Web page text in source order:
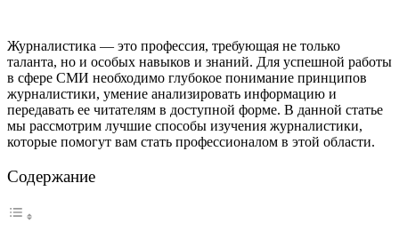
Журналистика — это профессия, требующая не только
таланта, но и особых навыков и знаний. Для успешной работы
в сфере СМИ необходимо глубокое понимание принципов
журналистики, умение анализировать информацию и
передавать ее читателям в доступной форме. В данной статье
мы рассмотрим лучшие способы изучения журналистики,
которые помогут вам стать профессионалом в этой области.
Содержание